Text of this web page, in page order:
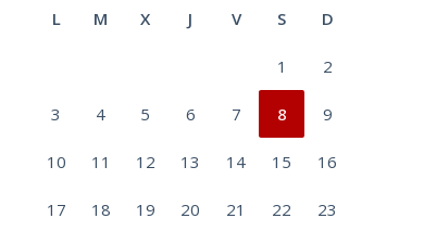
L M X J V S D
1 2
3 4 5 6 7 8 9
10 11 12 13 14 15 16
17 18 19 20 21 22 23